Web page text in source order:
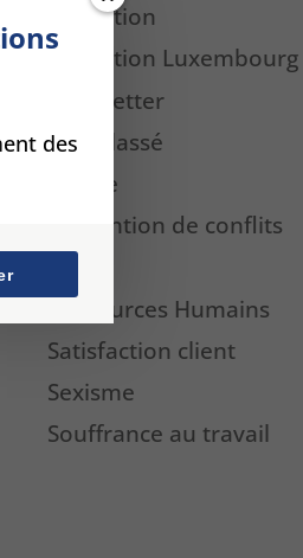
Médiation
Médiation Luxembourg
Newsletter
Non classé
Presse
Prévention de conflits
Ressources Humains
Satisfaction client
Sexisme
Souffrance au travail
des